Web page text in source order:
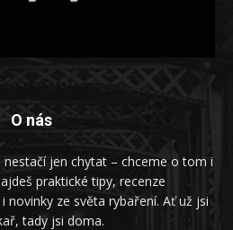
O nás
jen chytat – chceme o tom i
praktické tipy, recenze
novinky ze světa rybaření. Ať už jsi
tady jsi doma.